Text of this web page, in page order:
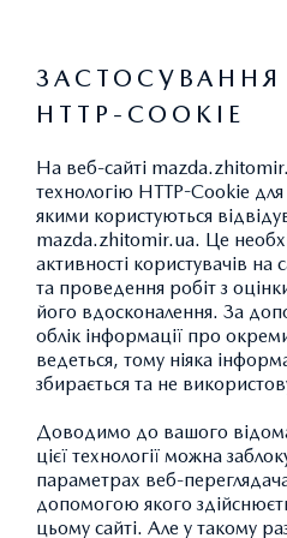
НОВИНИ
ПОКУПЦІ
MAZDA
ЗАСТОСУВАННЯ
HTTP-COOKIE
На веб-сайті
технологію HTTP-Cookie
якими користуються
mazda.zhitomir.ua. Це
активності користувачів
та проведення робіт з
його вдосконалення. За
облік інформації про
ведеться, тому ніяка
збирається та не
Доводимо до вашого
цієї технології можна
параметрах веб-
допомогою якого
цьому сайті. Але у такому